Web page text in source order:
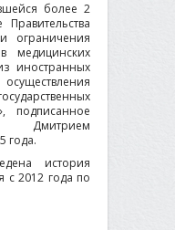
более 2
ограничения
медицинских
иностранных
подписанное
Дмитрием
года.
история
с 2012 года по